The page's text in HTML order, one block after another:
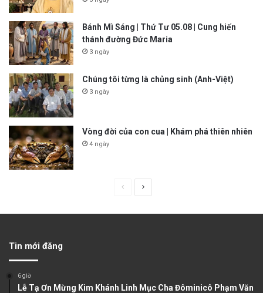
Bánh Mì Sáng | Thứ Tư 05.08 | Cung hiến
thánh đường Đức Maria
3 ngày
Chúng tôi từng là chủng sinh (Anh-Việt)
3 ngày
Vòng đời của con cua | Khám phá thiên nhiên
4 ngày
u
g
Tin mới đăng
6 giờ
Lễ Tạ Ơn Mừng Kim Khánh Linh Mục Cha Đôminicô Phạm Văn